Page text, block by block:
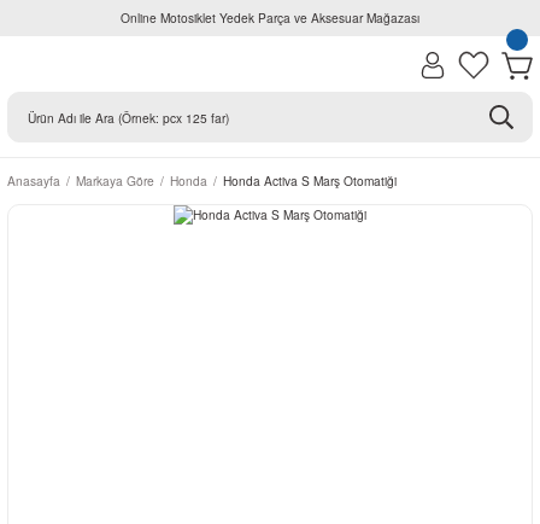
Online Motosiklet Yedek Parça ve Aksesuar Mağazası
Anasayfa Markaya Göre Honda Honda Activa S Marş Otomatiği